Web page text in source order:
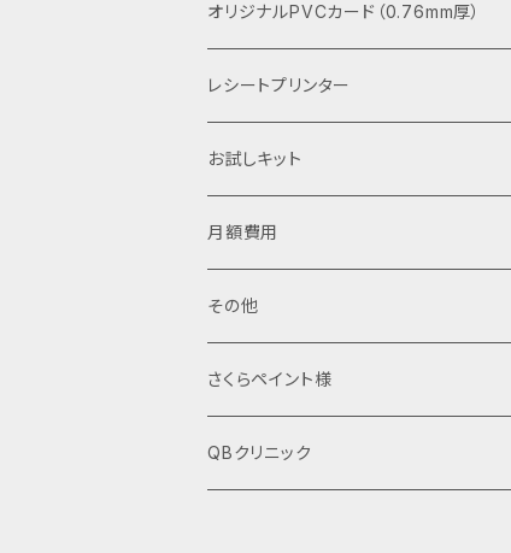
オリジナルPVCカード（0.76mm厚）
レシートプリンター
お試しキット
月額費用
その他
さくらペイント様
QBクリニック